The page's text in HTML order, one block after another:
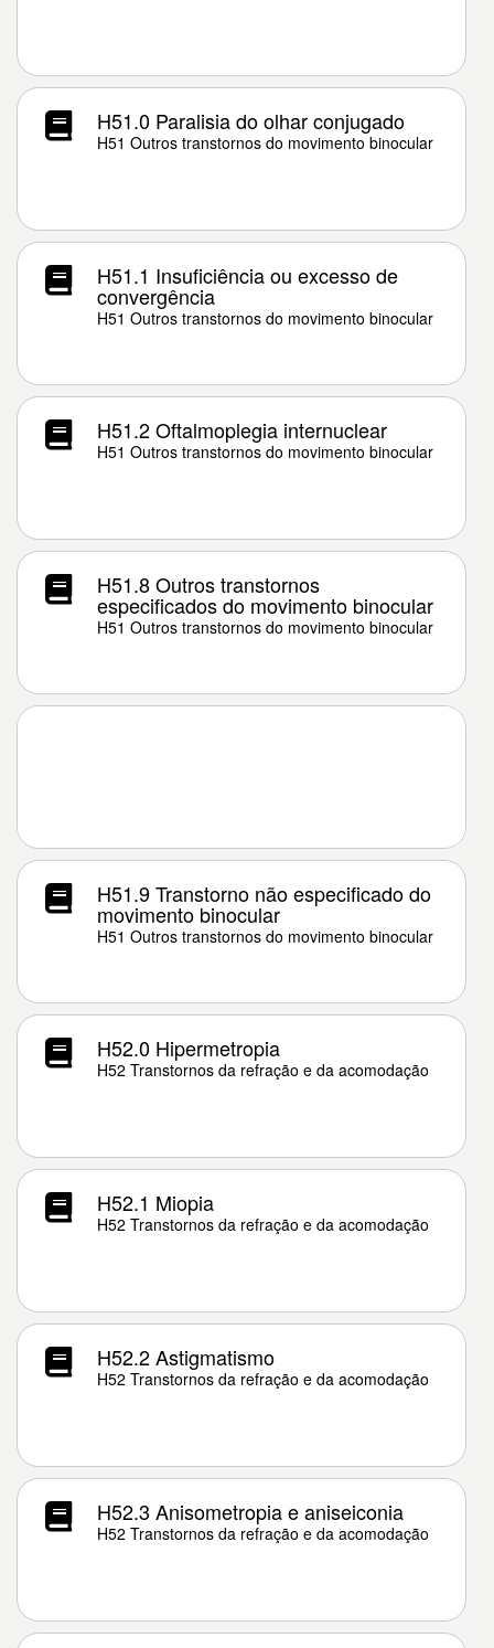
H51.0 Paralisia do olhar conjugado
H51 Outros transtornos do movimento binocular
H51.1 Insuficiência ou excesso de
convergência
H51 Outros transtornos do movimento binocular
H51.2 Oftalmoplegia internuclear
H51 Outros transtornos do movimento binocular
H51.8 Outros transtornos
especificados do movimento binocular
H51 Outros transtornos do movimento binocular
H51.9 Transtorno não especificado do
movimento binocular
H51 Outros transtornos do movimento binocular
H52.0 Hipermetropia
H52 Transtornos da refração e da acomodação
H52.1 Miopia
H52 Transtornos da refração e da acomodação
H52.2 Astigmatismo
H52 Transtornos da refração e da acomodação
H52.3 Anisometropia e aniseiconia
H52 Transtornos da refração e da acomodação